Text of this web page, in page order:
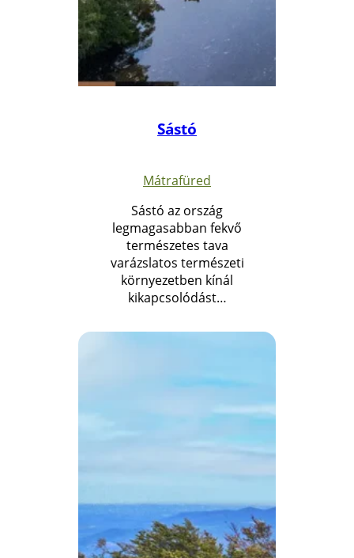
Sástó
Mátrafüred
Sástó az ország
legmagasabban fekvő
természetes tava
varázslatos természeti
környezetben kínál
kikapcsolódást…